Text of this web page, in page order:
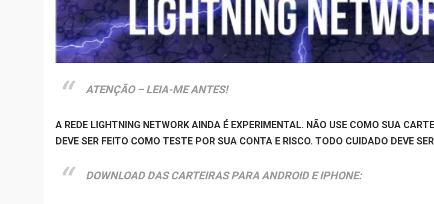
ATENÇÃO – LEIA-ME ANTES!
A REDE LIGHTNING NETWORK AINDA É EXPERIMENTAL. NÃO USE COMO SUA
DEVE SER FEITO COMO TESTE POR SUA CONTA E RISCO. TODO CUIDADO DEVE
DOWNLOAD DAS CARTEIRAS PARA ANDROID E IPHONE: